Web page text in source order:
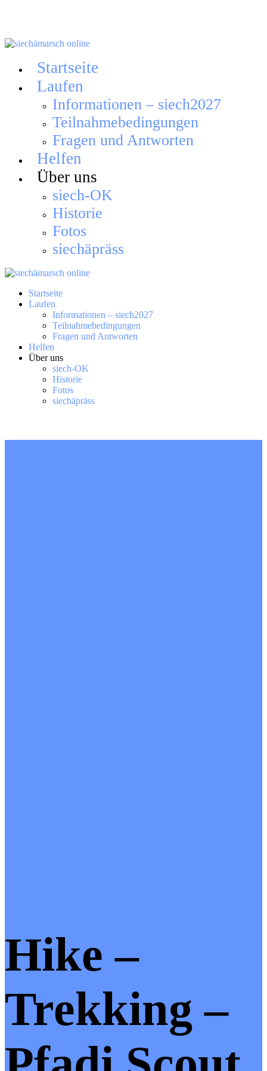
Startseite
Laufen
Informationen – siech2027
Teilnahmebedingungen
Fragen und Antworten
Helfen
Über uns
siech-OK
Historie
Fotos
siechäpräss
Startseite
Laufen
Informationen – siech2027
Teilnahmebedingungen
Fragen und Antworten
Helfen
Über uns
siech-OK
Historie
Fotos
siechäpräss
Hike –
Trekking –